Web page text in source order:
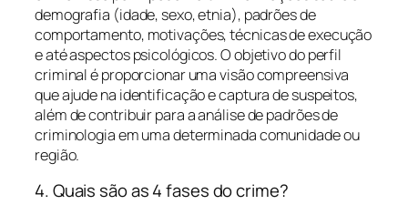
demografia (idade, sexo, etnia), padrões de
comportamento, motivações, técnicas de execução
e até aspectos psicológicos. O objetivo do perfil
criminal é proporcionar uma visão compreensiva
que ajude na identificação e captura de suspeitos,
além de contribuir para a análise de padrões de
criminologia em uma determinada comunidade ou
região.
4. Quais são as 4 fases do crime?